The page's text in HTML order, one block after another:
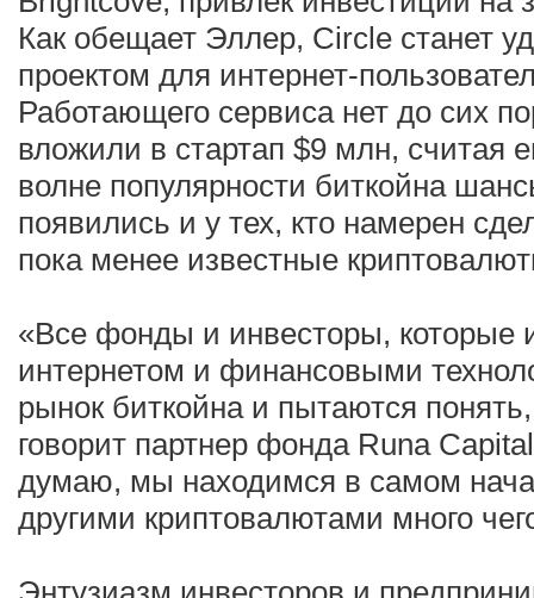
Как обещает Эллер, Circle станет
проектом для интернет-
Работающего сервиса нет до сих
вложили в стартап $9 млн, считая
волне популярности биткойна
появились и у тех, кто намерен
пока менее известные
«Все фонды и инвесторы, которые
интернетом и финансовыми
рынок биткойна и пытаются
говорит партнер фонда Runa
думаю, мы находимся в самом
другими криптовалютами много